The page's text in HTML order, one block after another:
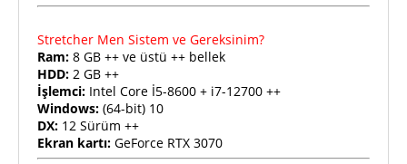
Stretcher Men Sistem ve Gereksinim?
Ram: 8 GB ++ ve üstü ++ bellek
HDD: 2 GB ++
İşlemci: Intel Core İ5-8600 + i7-12700 ++
Windows: (64-bit) 10
DX: 12 Sürüm ++
Ekran kartı: GeForce RTX 3070